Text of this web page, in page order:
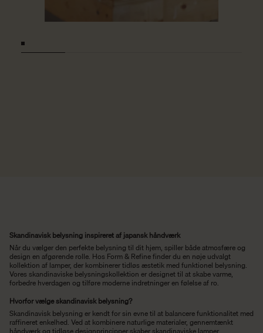
Skandinavisk belysning inspireret af japansk håndværk
Når du vælger den perfekte belysning til dit hjem, spiller både atmosfære og
design en afgørende rolle. Hos Form & Refine finder du en nøje udvalgt
kollektion af lamper, der kombinerer tidløs æstetik med funktionel belysning.
Vores skandinaviske belysningskollektion er designet til at skabe varme,
forbedre hverdagen og tilføre moderne indretninger en følelse af ro.
Hvorfor vælge skandinavisk belysning?
Skandinavisk belysning er kendt for sin evne til at balancere funktionalitet med
raffineret enkelhed. Ved at kombinere naturlige materialer, gennemtænkt